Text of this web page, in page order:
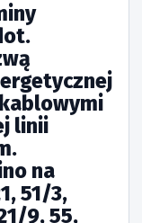
linii
na
51/3,
9, 55,